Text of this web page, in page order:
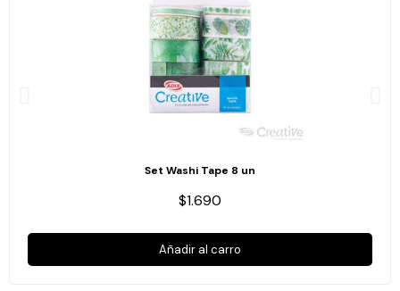
Set Washi Tape 8 un
$1.690
Añadir al carro